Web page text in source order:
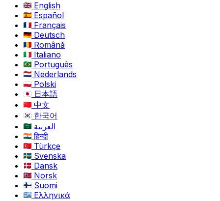
English
Español
Français
Deutsch
Română
Italiano
Português
Nederlands
Polski
日本語
中文
한국어
العربية
हिन्दी
Türkçe
Svenska
Dansk
Norsk
Suomi
Ελληνικά